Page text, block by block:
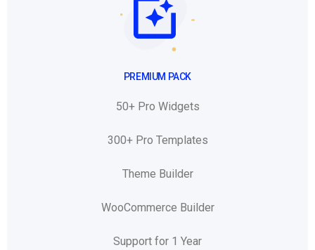
PREMIUM PACK
50+ Pro Widgets
300+ Pro Templates
Theme Builder
WooCommerce Builder
Support for 1 Year